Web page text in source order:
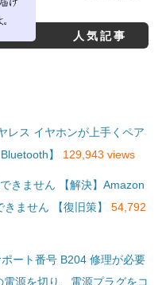
人気記事
レス イヤホンが上手くペア
】
129,943 views
【解決】Amazon
ません 【復旧策】
54,792